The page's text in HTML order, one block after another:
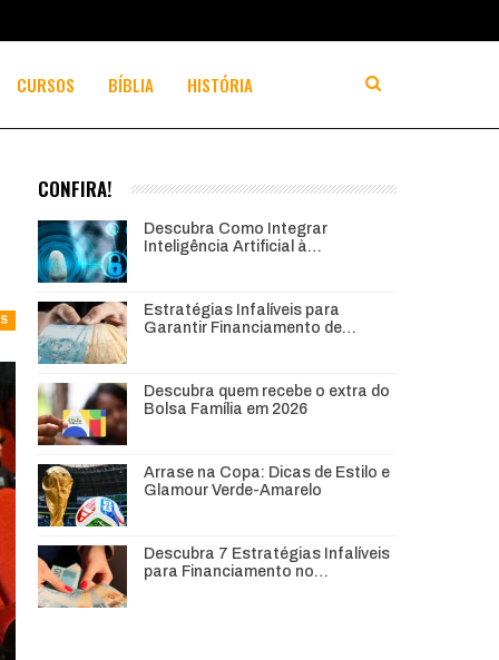
CURSOS BÍBLIA HISTÓRIA
CONFIRA!
Descubra Como Integrar
Inteligência Artificial à…
Estratégias Infalíveis para
Garantir Financiamento de…
Descubra quem recebe o extra do
Bolsa Família em 2026
Arrase na Copa: Dicas de Estilo e
Glamour Verde-Amarelo
Descubra 7 Estratégias Infalíveis
para Financiamento no…